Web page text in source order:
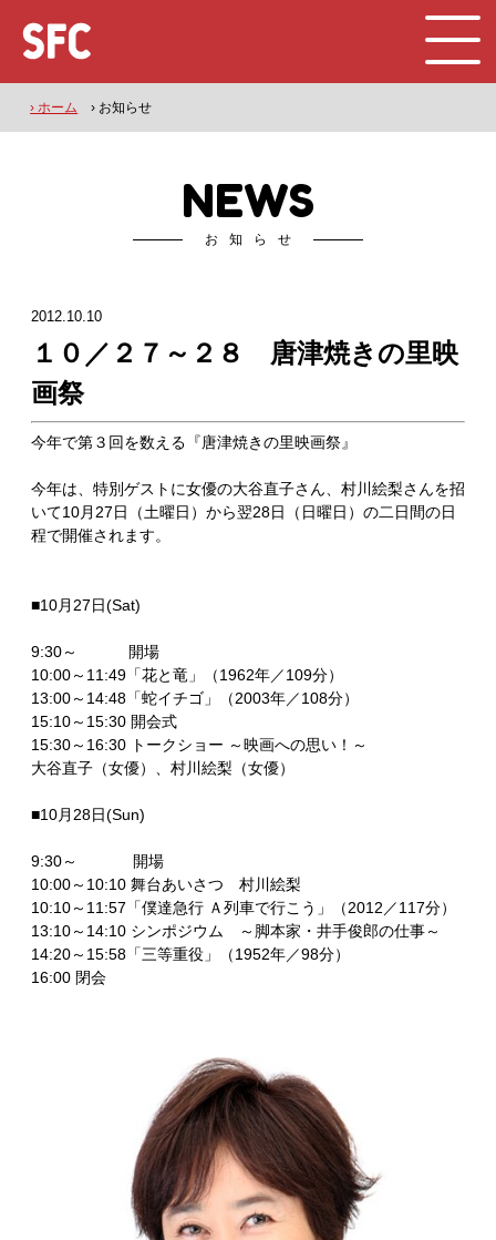
› ホーム › お知らせ
NEWS
お知らせ
2012.10.10
１０／２７～２８ 唐津焼きの里映
画祭
今年で第３回を数える『唐津焼きの里映画祭』
今年は、特別ゲストに女優の大谷直子さん、村川絵梨さんを招
いて10月27日（土曜日）から翌28日（日曜日）の二日間の日
程で開催されます。
■10月27日(Sat)
9:30～ 開場
10:00～11:49「花と竜」（1962年／109分）
13:00～14:48「蛇イチゴ」（2003年／108分）
15:10～15:30 開会式
15:30～16:30 トークショー ～映画への思い！～
大谷直子（女優）、村川絵梨（女優）
■10月28日(Sun)
9:30～ 開場
10:00～10:10 舞台あいさつ 村川絵梨
10:10～11:57「僕達急行 Ａ列車で行こう」（2012／117分）
13:10～14:10 シンポジウム ～脚本家・井手俊郎の仕事～
14:20～15:58「三等重役」（1952年／98分）
16:00 閉会